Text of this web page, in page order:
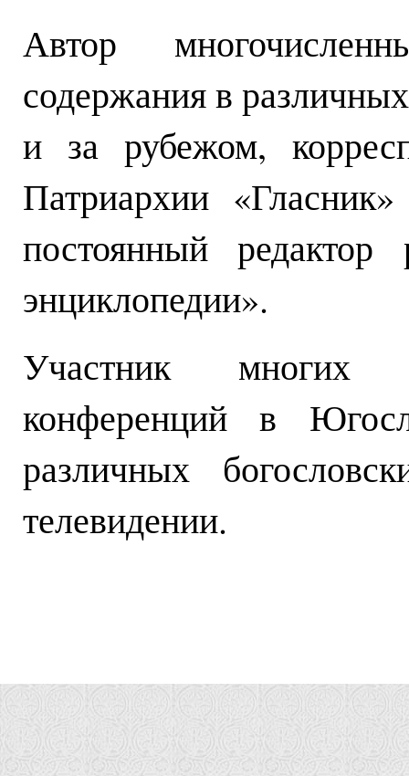
Автор
содержания в
и за рубежом,
Патриархии
постоянный редактор
энциклопедии».
Участник многих
конференций в
различных
телевидении.